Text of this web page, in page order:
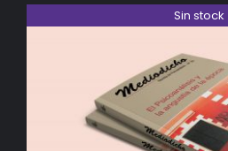
Sin stock
DETALLES